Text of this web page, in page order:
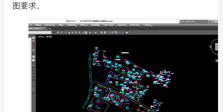
图要求。